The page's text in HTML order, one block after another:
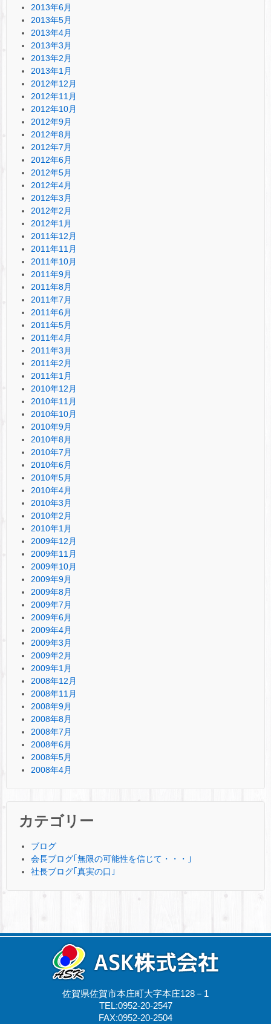
2013年6月
2013年5月
2013年4月
2013年3月
2013年2月
2013年1月
2012年12月
2012年11月
2012年10月
2012年9月
2012年8月
2012年7月
2012年6月
2012年5月
2012年4月
2012年3月
2012年2月
2012年1月
2011年12月
2011年11月
2011年10月
2011年9月
2011年8月
2011年7月
2011年6月
2011年5月
2011年4月
2011年3月
2011年2月
2011年1月
2010年12月
2010年11月
2010年10月
2010年9月
2010年8月
2010年7月
2010年6月
2010年5月
2010年4月
2010年3月
2010年2月
2010年1月
2009年12月
2009年11月
2009年10月
2009年9月
2009年8月
2009年7月
2009年6月
2009年4月
2009年3月
2009年2月
2009年1月
2008年12月
2008年11月
2008年9月
2008年8月
2008年7月
2008年6月
2008年5月
2008年4月
カテゴリー
ブログ
会長ブログ｢無限の可能性を信じて・・・｣
社長ブログ｢真実の口｣
佐賀県佐賀市本庄町大字本庄128－1
TEL:0952-20-2547
FAX:0952-20-2504